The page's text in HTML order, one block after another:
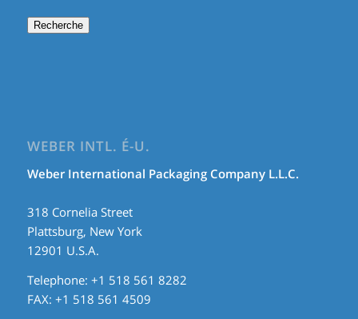
Recherche
WEBER INTL. É-U.
Weber International Packaging Company L.L.C.
318 Cornelia Street
Plattsburg, New York
12901 U.S.A.
Telephone: +1 518 561 8282
FAX: +1 518 561 4509